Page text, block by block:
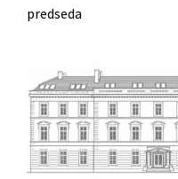
predseda